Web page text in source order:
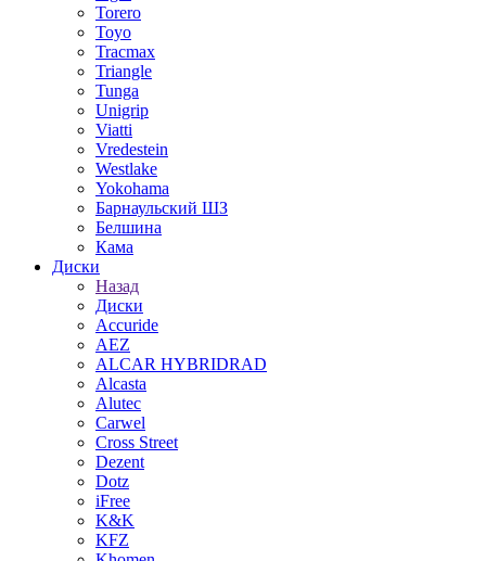
Torero
Toyo
Tracmax
Triangle
Tunga
Unigrip
Viatti
Vredestein
Westlake
Yokohama
Барнаульский ШЗ
Белшина
Кама
Диски
Назад
Диски
Accuride
AEZ
ALCAR HYBRIDRAD
Alcasta
Alutec
Carwel
Cross Street
Dezent
Dotz
iFree
K&K
KFZ